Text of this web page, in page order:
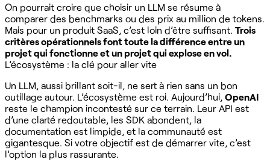
On pourrait croire que choisir un LLM se résume à
comparer des benchmarks ou des prix au million de tokens.
Mais pour un produit SaaS, c’est loin d’être suffisant. Trois
critères opérationnels font toute la différence entre un
projet qui fonctionne et un projet qui explose en vol.
L’écosystème : la clé pour aller vite
Un LLM, aussi brillant soit-il, ne sert à rien sans un bon
outillage autour. L’écosystème est roi. Aujourd’hui, OpenAI
reste le champion incontesté sur ce terrain. Leur API est
d’une clarté redoutable, les SDK abondent, la
documentation est limpide, et la communauté est
gigantesque. Si votre objectif est de démarrer vite, c’est
l’option la plus rassurante.